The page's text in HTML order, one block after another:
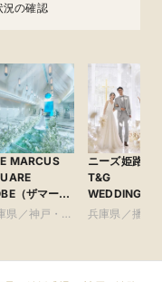
況の確認
MARCUS
（ザマーカ
クエアコウ
県／神戸・淡
ニーズ姫路 by
T&G
WEDDING(旧
アーヴェリー
兵庫県／播磨